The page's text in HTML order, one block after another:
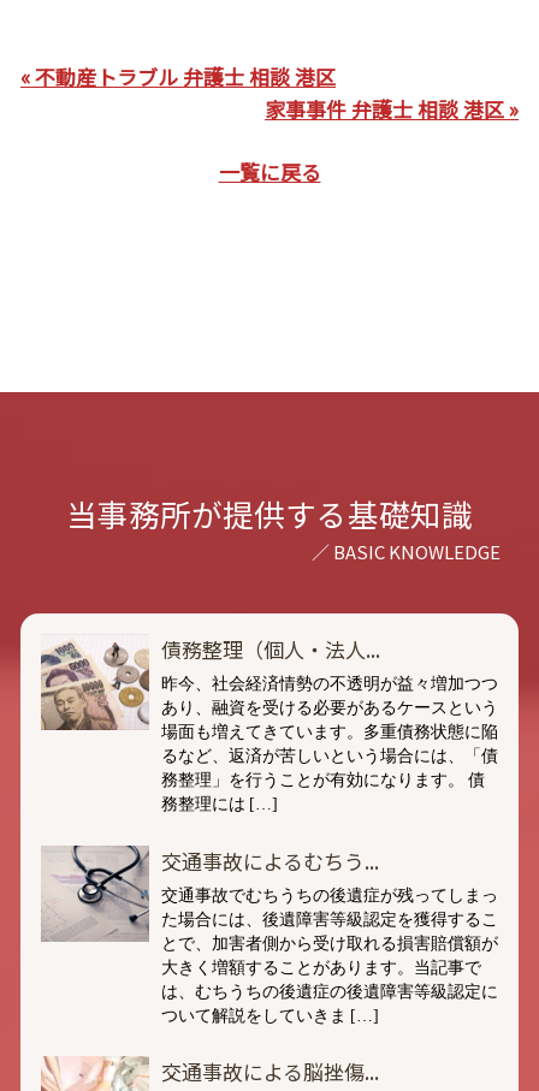
« 不動産トラブル 弁護士 相談 港区
家事事件 弁護士 相談 港区 »
一覧に戻る
当事務所が提供する基礎知識
債務整理（個人・法人...
昨今、社会経済情勢の不透明が益々増加つつ
あり、融資を受ける必要があるケースという
場面も増えてきています。多重債務状態に陥
るなど、返済が苦しいという場合には、「債
務整理」を行うことが有効になります。 債
務整理には […]
交通事故によるむちう...
交通事故でむちうちの後遺症が残ってしまっ
た場合には、後遺障害等級認定を獲得するこ
とで、加害者側から受け取れる損害賠償額が
大きく増額することがあります。当記事で
は、むちうちの後遺症の後遺障害等級認定に
ついて解説をしていきま […]
交通事故による脳挫傷...